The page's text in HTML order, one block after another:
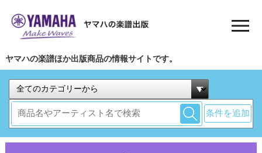
ヤマハの楽譜ほか出版商品の情報サイトです。
条件を追加